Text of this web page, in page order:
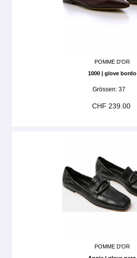
POMME D'OR
1000 | glove bordo
Grössen: 37
CHF 239.00
POMME D'OR